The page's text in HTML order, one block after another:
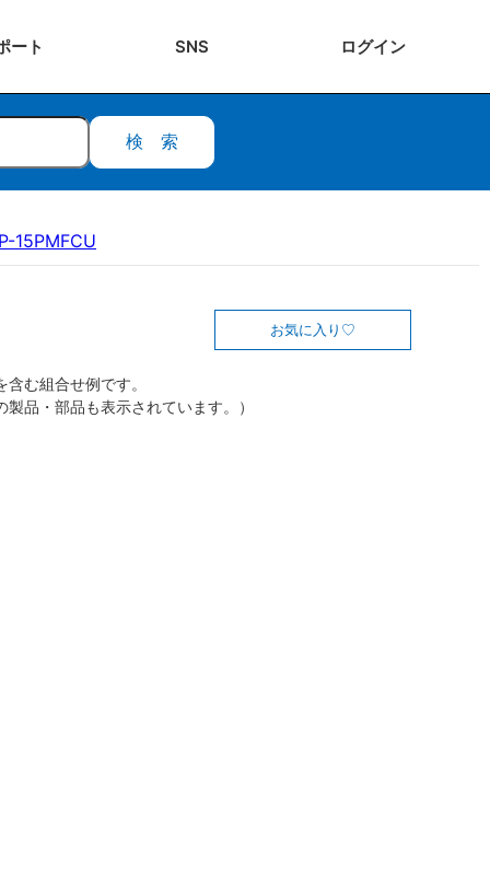
ート SNS ログイン
検索
15PMFCU
お気に入り
む組合せ例です。
製品・部品も表示されています。）